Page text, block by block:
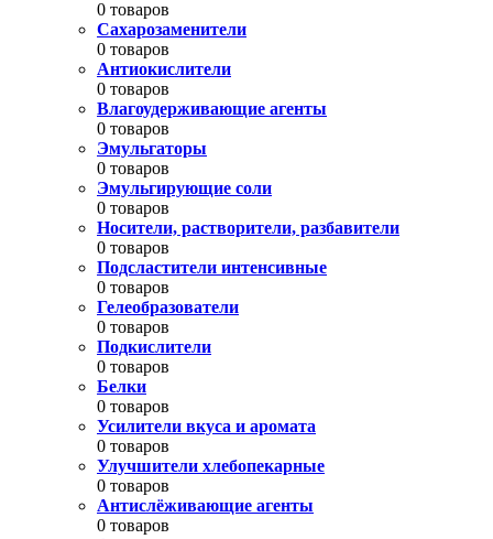
0 товаров
Сахарозаменители
0 товаров
Антиокислители
0 товаров
Влагоудерживающие агенты
0 товаров
Эмульгаторы
0 товаров
Эмульгирующие соли
0 товаров
Носители, растворители, разбавители
0 товаров
Подсластители интенсивные
0 товаров
Гелеобразователи
0 товаров
Подкислители
0 товаров
Белки
0 товаров
Усилители вкуса и аромата
0 товаров
Улучшители хлебопекарные
0 товаров
Антислёживающие агенты
0 товаров